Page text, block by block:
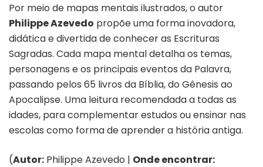
Por meio de mapas mentais ilustrados, o autor
Philippe Azevedo propõe uma forma inovadora,
didática e divertida de conhecer as Escrituras
Sagradas. Cada mapa mental detalha os temas,
personagens e os principais eventos da Palavra,
passando pelos 65 livros da Bíblia, do Gênesis ao
Apocalipse. Uma leitura recomendada a todas as
idades, para complementar estudos ou ensinar nas
escolas como forma de aprender a história antiga.
(Autor: Philippe Azevedo | Onde encontrar: